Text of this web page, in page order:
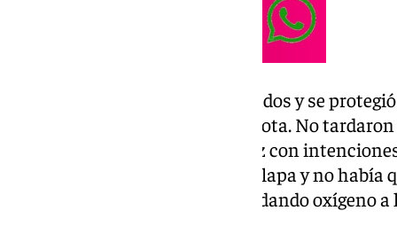
El Granada renunció a los costados y se
Real Sociedad melosa con la pelota. No
dependencias de Laura Sánchez con
había pegado a Edna como una lapa y no
paso de los minutos sin gol fue dando oxígeno